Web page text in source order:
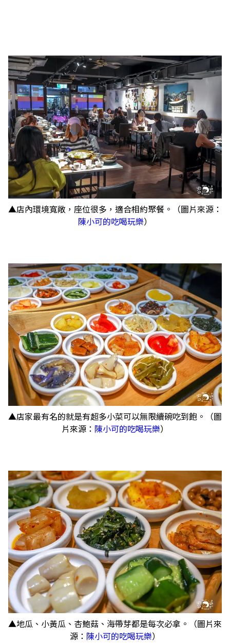
▲店內環境寬敞，座位很多，適合相約聚餐。（圖片來源：
陳小可的吃喝玩樂）
▲店家最有名的就是有超多小菜可以無限續碗吃到飽。（圖
片來源： 陳小可的吃喝玩樂）
▲地瓜、小黃瓜、杏鮑菇、海帶芽都是每次必拿。（圖片來
源： 陳小可的吃喝玩樂）